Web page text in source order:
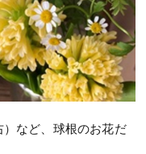
など、球根のお花だ